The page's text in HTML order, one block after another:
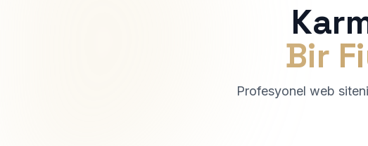
Bir
Profesyonel web